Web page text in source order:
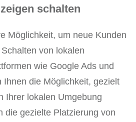
schalten
Möglichkeit, um neue Kunden
von lokalen
wie Google Ads und
Ihnen die Möglichkeit, gezielt
Ihrer lokalen Umgebung
die gezielte Platzierung von